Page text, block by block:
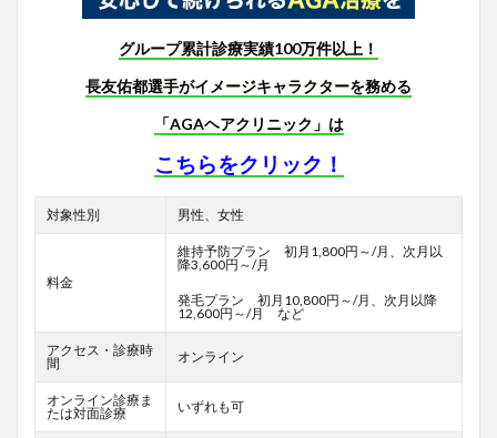
グループ累計診療実績100万件以上！
長友佑都選手がイメージキャラクターを務める
「AGAヘアクリニック」は
こちらをクリック！
対象性別 男性、女性
料金
維持予防プラン 初月1,800円～/月、次月以
降3,600円～/月
発毛プラン 初月10,800円～/月、次月以降
12,600円～/月 など
アクセス・診療時
間
オンライン
オンライン診療ま
たは対面診療
いずれも可